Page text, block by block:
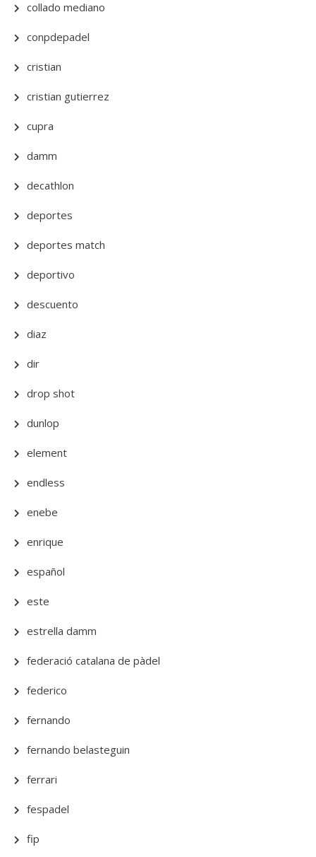
collado mediano
conpdepadel
cristian
cristian gutierrez
cupra
damm
decathlon
deportes
deportes match
deportivo
descuento
diaz
dir
drop shot
dunlop
element
endless
enebe
enrique
español
este
estrella damm
federació catalana de pàdel
federico
fernando
fernando belasteguin
ferrari
fespadel
fip